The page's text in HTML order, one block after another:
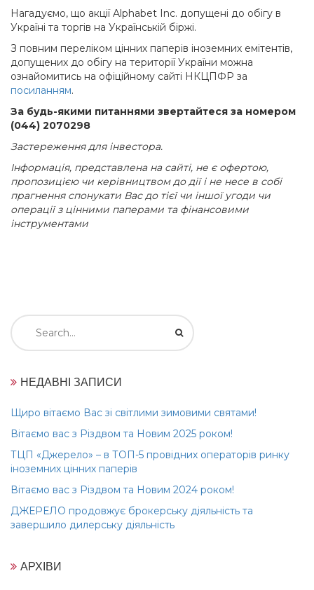
Нагадуємо, що акції Alphabet Inc. допущені до обігу в
Україні та торгів на Українській біржі.
З повним переліком цінних паперів іноземних емітентів,
допущених до обігу на території України можна
ознайомитись на офіційному сайті НКЦПФР за
посиланням.
За будь-якими питаннями звертайтеся за номером
(044) 2070298
Застереження для інвестора.
Інформація, представлена на сайті, не є офертою,
пропозицією чи керівництвом до дії і не несе в собі
прагнення спонукати Вас до тієї чи іншої угоди чи
операції з цінними паперами та фінансовими
інструментами
for:
НЕДАВНІ ЗАПИСИ
Щиро вітаємо Вас зі світлими зимовими святами!
Вітаємо вас з Різдвом та Новим 2025 роком!
ТЦП «Джерело» – в ТОП-5 провідних операторів ринку
іноземних цінних паперів
Вітаємо вас з Різдвом та Новим 2024 роком!
ДЖЕРЕЛО продовжує брокерську діяльність та
завершило дилерську діяльність
АРХІВИ